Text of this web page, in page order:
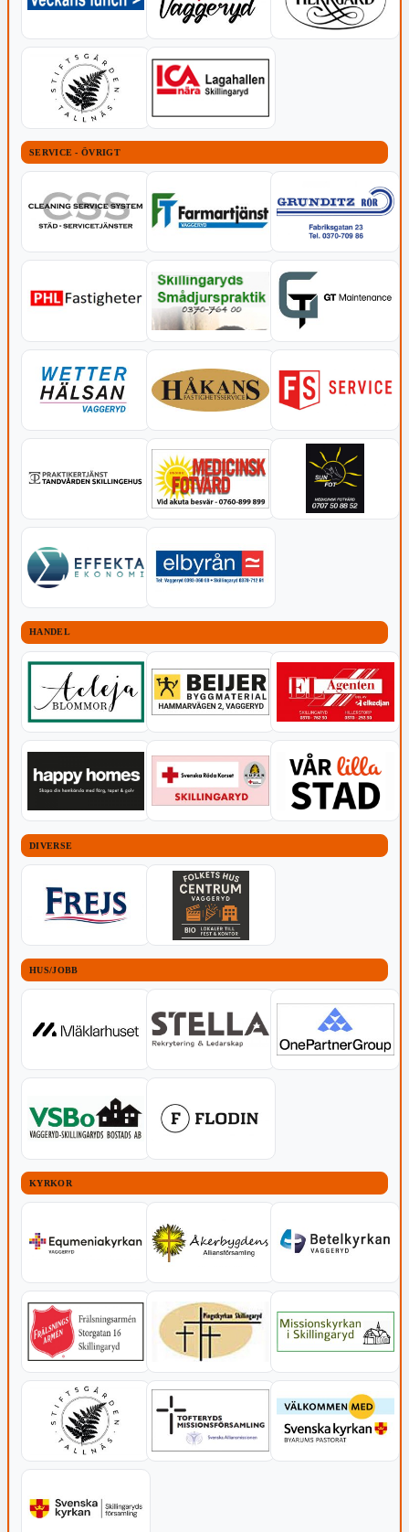
SERVICE - ÖVRIGT
HANDEL
DIVERSE
HUS/JOBB
KYRKOR